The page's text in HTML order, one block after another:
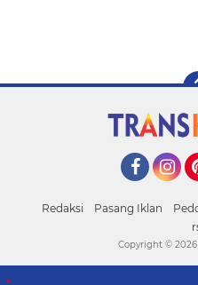
Redaksi Pasang Iklan
Copyright ©